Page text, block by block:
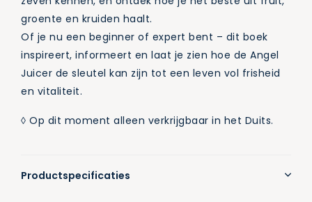
groente en kruiden haalt.
Of je nu een beginner of expert bent – dit boek
inspireert, informeert en laat je zien hoe de Angel
Juicer de sleutel kan zijn tot een leven vol frisheid
en vitaliteit.
◊ Op dit moment alleen verkrijgbaar in het Duits.
Productspecificaties